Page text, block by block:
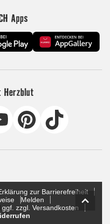
Apps
zur Barrierefreiheit
Melden
zzgl. Versandkosten